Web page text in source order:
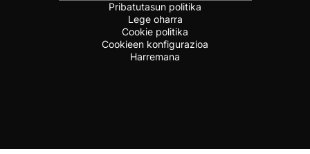
Pribatutasun politika
Lege oharra
Cookie politika
Cookieen konfigurazioa
Harremana